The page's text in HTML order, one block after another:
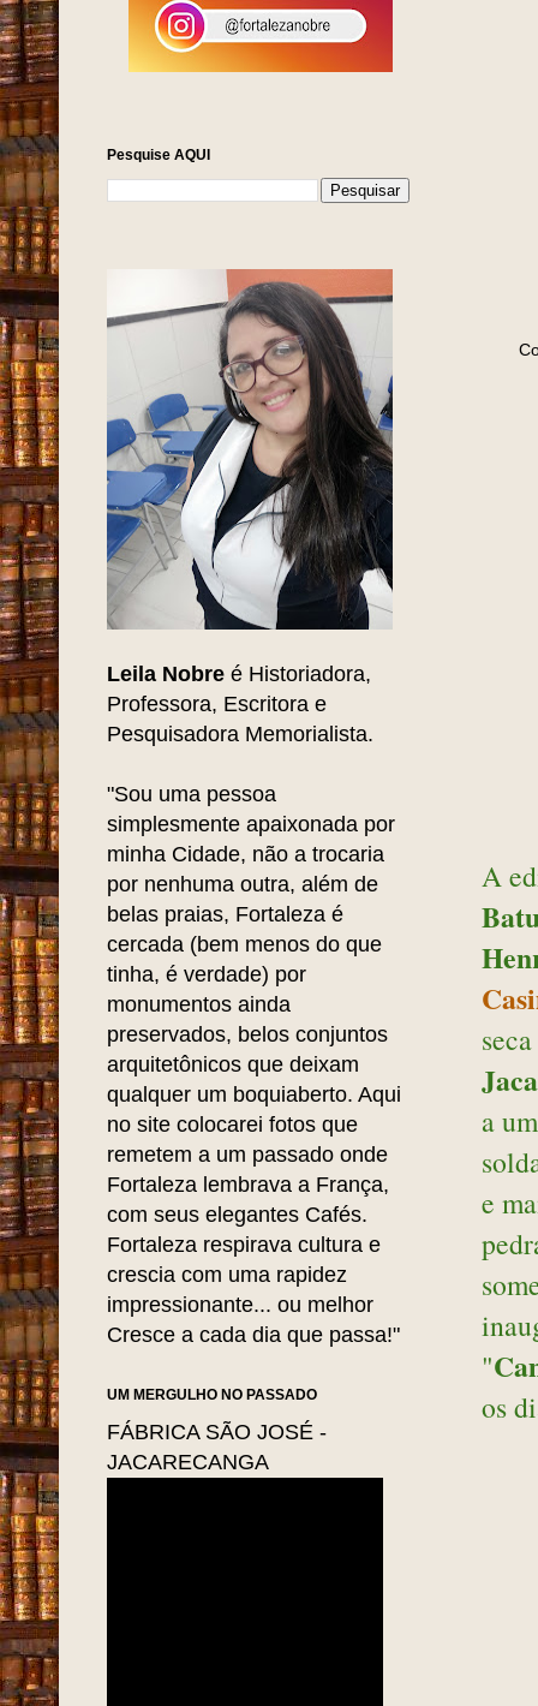
A
a
e
"
os
Pesquise AQUI
Leila Nobre é Historiadora,
Professora, Escritora e
Pesquisadora Memorialista.
"Sou uma pessoa
simplesmente apaixonada por
minha Cidade, não a trocaria
por nenhuma outra, além de
belas praias, Fortaleza é
cercada (bem menos do que
tinha, é verdade) por
monumentos ainda
preservados, belos conjuntos
arquitetônicos que deixam
qualquer um boquiaberto. Aqui
no site colocarei fotos que
remetem a um passado onde
Fortaleza lembrava a França,
com seus elegantes Cafés.
Fortaleza respirava cultura e
crescia com uma rapidez
impressionante... ou melhor
Cresce a cada dia que passa!"
UM MERGULHO NO PASSADO
FÁBRICA SÃO JOSÉ -
JACARECANGA